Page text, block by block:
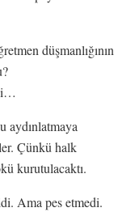
düşmanlığının
aydınlatmaya
Çünkü halk
kurutulacaktı.
Ama pes etmedi.